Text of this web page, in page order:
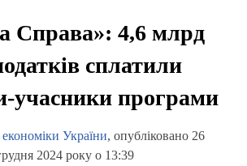
Cправа»: 4,6 млрд
сплатили
учасники програми
України, опубліковано 26
2024 року о 13:39